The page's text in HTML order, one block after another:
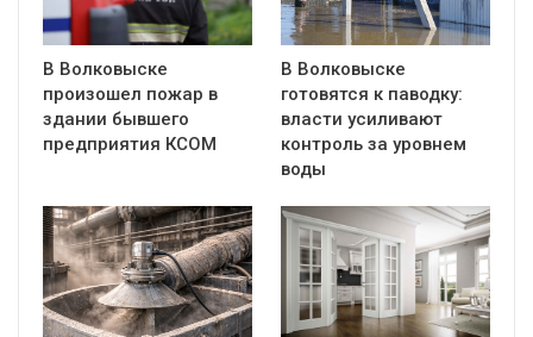
В Волковыске
произошел пожар в
здании бывшего
предприятия КСОМ
В Волковыске
готовятся к паводку:
власти усиливают
контроль за уровнем
воды